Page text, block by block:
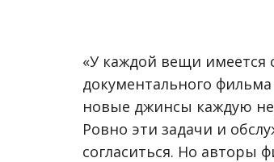
«У каждой вещи имеется
документального фильма
новые джинсы каждую
Ровно эти задачи и
согласиться. Но авторы